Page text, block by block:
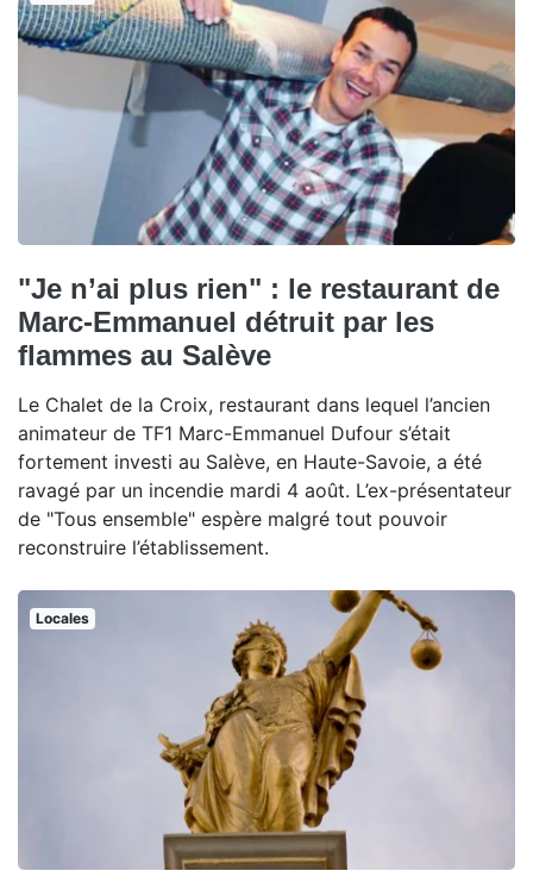
"Je n’ai plus rien" : le restaurant de
Marc-Emmanuel détruit par les
flammes au Salève
Le Chalet de la Croix, restaurant dans lequel l’ancien
animateur de TF1 Marc-Emmanuel Dufour s’était
fortement investi au Salève, en Haute-Savoie, a été
ravagé par un incendie mardi 4 août. L’ex-présentateur
de "Tous ensemble" espère malgré tout pouvoir
reconstruire l’établissement.
Locales